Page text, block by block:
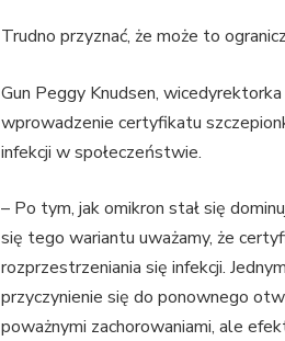
Trudno przyznać, że może to
Gun Peggy Knudsen,
wprowadzenie certyfikatu
infekcji w społeczeństwie.
– Po tym, jak omikron stał się
się tego wariantu uważamy, że
rozprzestrzeniania się infekcji.
przyczynienie się do ponownego
poważnymi zachorowaniami, ale